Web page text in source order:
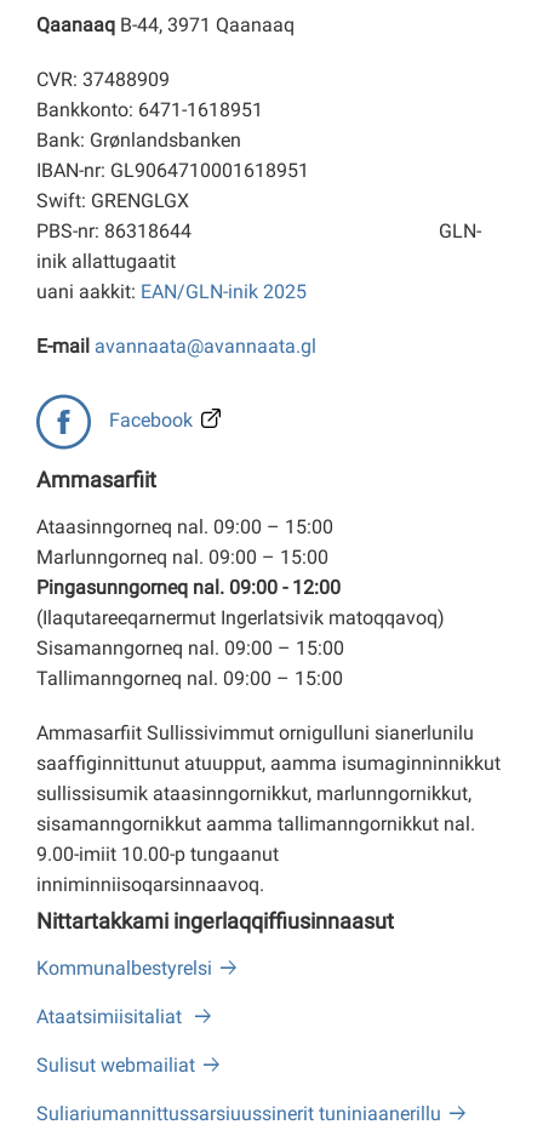
Qaanaaq B-44, 3971 Qaanaaq
CVR: 37488909
Bankkonto: 6471-1618951
Bank: Grønlandsbanken
IBAN-nr: GL9064710001618951
Swift: GRENGLGX
PBS-nr: 86318644 GLN-
inik allattugaatit
uani aakkit: EAN/GLN-inik 2025
E-mail avannaata@avannaata.gl
Facebook
Ammasarfiit
Ataasinngorneq nal. 09:00 – 15:00
Marlunngorneq nal. 09:00 – 15:00
Pingasunngorneq nal. 09:00 - 12:00
(Ilaqutareeqarnermut Ingerlatsivik matoqqavoq)
Sisamanngorneq nal. 09:00 – 15:00
Tallimanngorneq nal. 09:00 – 15:00
Ammasarfiit Sullissivimmut ornigulluni sianerlunilu
saaffiginnittunut atuupput, aamma isumaginninnikkut
sullissisumik ataasinngornikkut, marlunngornikkut,
sisamanngornikkut aamma tallimanngornikkut nal.
9.00-imiit 10.00-p tungaanut
inniminniisoqarsinnaavoq.
Nittartakkami ingerlaqqiffiusinnaasut
Kommunalbestyrelsi
Ataatsimiisitaliat
Sulisut webmailiat
Suliariumannittussarsiuussinerit tuniniaanerillu